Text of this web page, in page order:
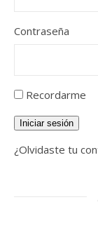
Contraseña
Recordarme
Iniciar sesión
¿Olvidaste tu